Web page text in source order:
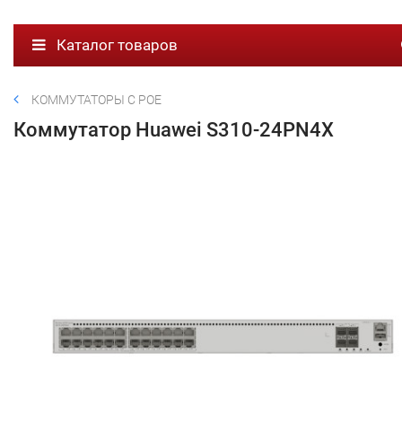
Каталог товаров
КОММУТАТОРЫ С POE
Коммутатор Huawei S310-24PN4X